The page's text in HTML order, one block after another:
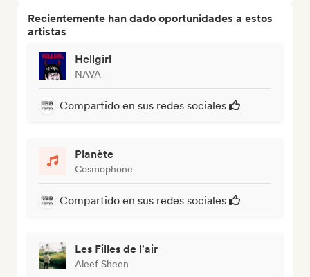
Recientemente han dado oportunidades a estos
artistas
Hellgirl
NAVA
Compartido en sus redes sociales
Planète
Cosmophone
Compartido en sus redes sociales
Les Filles de l'air
Aleef Sheen